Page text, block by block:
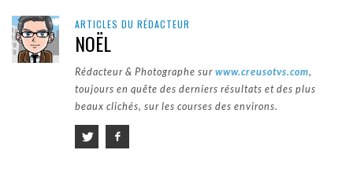
ARTICLES DU RÉDACTEUR
NOËL
Rédacteur & Photographe sur www.creusotvs.com,
toujours en quête des derniers résultats et des plus
beaux clichés, sur les courses des environs.